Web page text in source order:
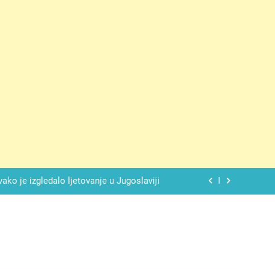
je izgledalo ljetovanje u Jugoslaviji
4 stvari ne govori ni rodu rođenom